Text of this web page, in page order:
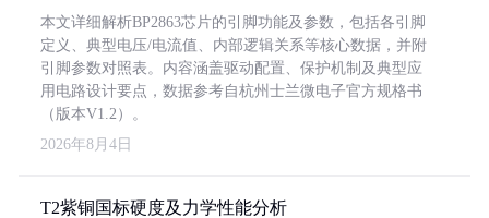
本文详细解析BP2863芯片的引脚功能及参数，包括各引脚
定义、典型电压/电流值、内部逻辑关系等核心数据，并附
引脚参数对照表。内容涵盖驱动配置、保护机制及典型应
用电路设计要点，数据参考自杭州士兰微电子官方规格书
（版本V1.2）。
2026年8月4日
T2紫铜国标硬度及力学性能分析